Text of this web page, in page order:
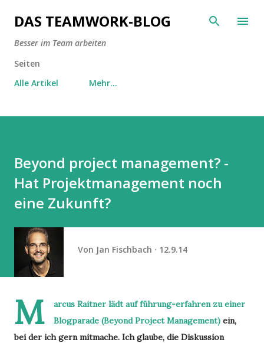
Direkt zum Hauptbereich
DAS TEAMWORK-BLOG
Besser im Team arbeiten
Seiten
Alle Artikel
Mehr…
Beyond project management? -
Hat Projektmanagement noch
eine Zukunft?
Von Jan Fischbach 12.9.14
M arcus Raitner lädt aufführung-erfahren zu einer
Blogparade (Beyond Project Management) ein,
bei der ich gern mitmache. Ich glaube, die Diskussion